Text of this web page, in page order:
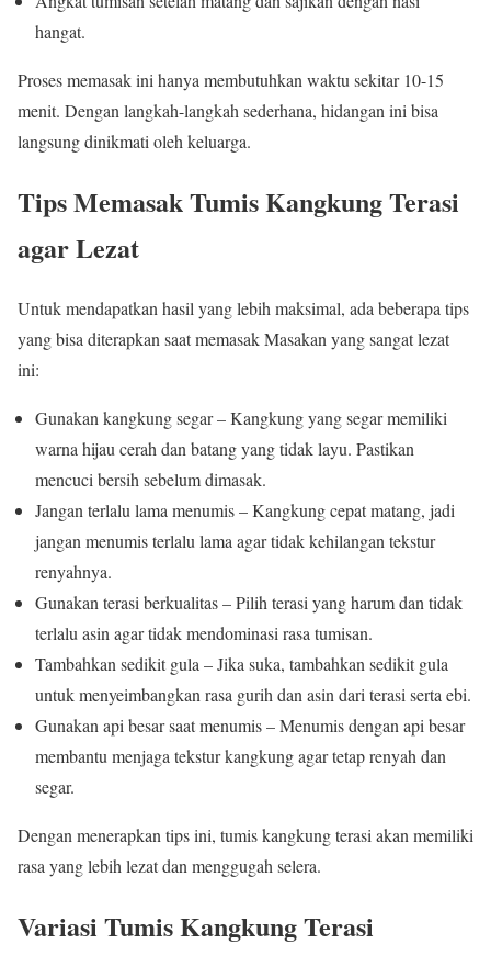
hangat.
Proses memasak ini hanya membutuhkan waktu sekitar 10-15
menit. Dengan langkah-langkah sederhana, hidangan ini bisa
langsung dinikmati oleh keluarga.
Tips Memasak Tumis Kangkung Terasi
agar Lezat
Untuk mendapatkan hasil yang lebih maksimal, ada beberapa tips
yang bisa diterapkan saat memasak Masakan yang sangat lezat
ini:
Gunakan kangkung segar – Kangkung yang segar memiliki
warna hijau cerah dan batang yang tidak layu. Pastikan
mencuci bersih sebelum dimasak.
Jangan terlalu lama menumis – Kangkung cepat matang, jadi
jangan menumis terlalu lama agar tidak kehilangan tekstur
renyahnya.
Gunakan terasi berkualitas – Pilih terasi yang harum dan tidak
terlalu asin agar tidak mendominasi rasa tumisan.
Tambahkan sedikit gula – Jika suka, tambahkan sedikit gula
untuk menyeimbangkan rasa gurih dan asin dari terasi serta ebi.
Gunakan api besar saat menumis – Menumis dengan api besar
membantu menjaga tekstur kangkung agar tetap renyah dan
segar.
Dengan menerapkan tips ini, tumis kangkung terasi akan memiliki
rasa yang lebih lezat dan menggugah selera.
Variasi Tumis Kangkung Terasi